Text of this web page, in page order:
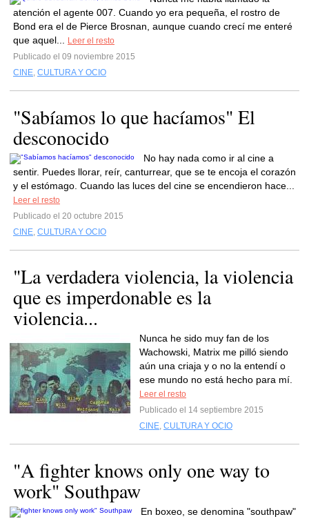
atención el agente 007. Cuando yo era pequeña, el rostro de
Bond era el de Pierce Brosnan, aunque cuando crecí me enteré
que aquel...
Leer el resto
Publicado el 09 noviembre 2015
CINE, CULTURA Y OCIO
"Sabíamos lo que hacíamos" El
desconocido
No hay nada como ir al cine a
sentir. Puedes llorar, reír, canturrear, que se te encoja el corazón
y el estómago. Cuando las luces del cine se encendieron hace...
Leer el resto
Publicado el 20 octubre 2015
CINE, CULTURA Y OCIO
"La verdadera violencia, la violencia
que es imperdonable es la
violencia...
Nunca he sido muy fan de los
Wachowski, Matrix me pilló siendo
aún una criaja y o no la entendí o
ese mundo no está hecho para mí.
Leer el resto
Publicado el 14 septiembre 2015
CINE, CULTURA Y OCIO
"A fighter knows only one way to
work" Southpaw
En boxeo, se denomina "southpaw"